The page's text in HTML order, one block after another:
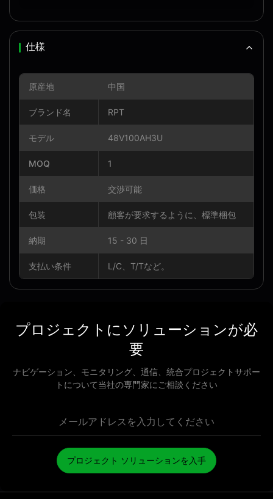
仕様
原産地 中国
ブランド名 RPT
モデル 48V100AH3U
MOQ 1
価格 交渉可能
包装 顧客が要求するように、標準梱包
納期 15 - 30 日
支払い条件 L/C、T/Tなど。
プロジェクトにソリューションが必
要
ナビゲーション、モニタリング、通信、統合プロジェクトサポー
トについて当社の専門家にご相談ください
プロジェクト ソリューションを入手